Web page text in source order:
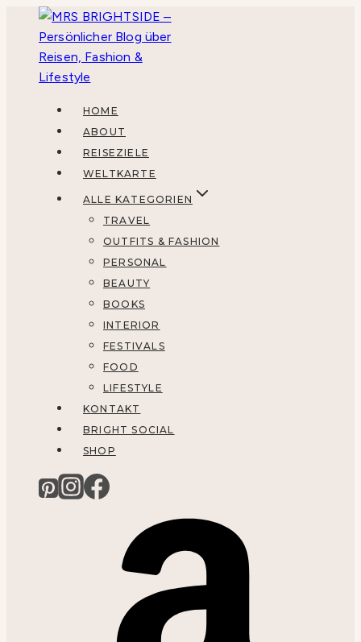
springen
HOME
ABOUT
REISEZIELE
WELTKARTE
ALLE KATEGORIEN
TRAVEL
OUTFITS & FASHION
PERSONAL
BEAUTY
BOOKS
INTERIOR
FESTIVALS
FOOD
LIFESTYLE
KONTAKT
BRIGHT SOCIAL
SHOP